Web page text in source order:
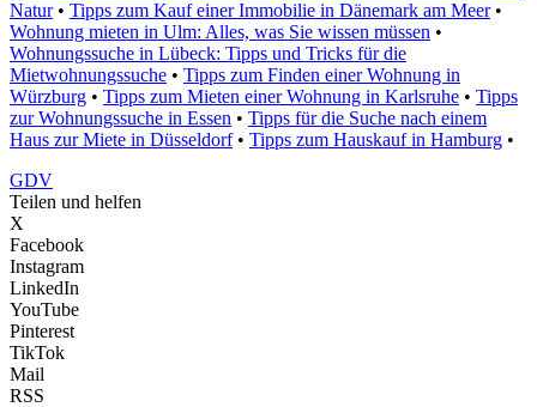
Natur• Tipps zum Kauf einer Immobilie in Dänemark am Meer•
Wohnung mieten in Ulm: Alles, was Sie wissen müssen •
Wohnungssuche in Lübeck: Tipps und Tricks für die
Mietwohnungssuche • Tipps zum Finden einer Wohnung in
Würzburg • Tipps zum Mieten einer Wohnung in Karlsruhe • Tipps
zur Wohnungssuche in Essen • Tipps für die Suche nach einem
Haus zur Miete in Düsseldorf• Tipps zum Hauskauf in Hamburg •
GDV
Teilen und helfen
X
Facebook
Instagram
LinkedIn
YouTube
Pinterest
TikTok
Mail
RSS